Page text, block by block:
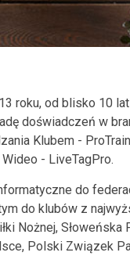
roku, od blisko 10
doświadczeń w
Klubem -
- LiveTagPro.
do
do klubów z
Nożnej,
Polski Związek